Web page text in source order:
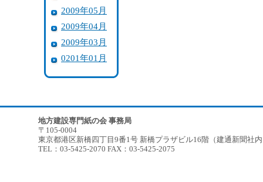
2009年05月
2009年04月
2009年03月
0201年01月
地方建設専門紙の会 事務局
〒105-0004
東京都港区新橋四丁目9番1号 新橋プラザビル16階（建通新聞社
TEL：03-5425-2070 FAX：03-5425-2075